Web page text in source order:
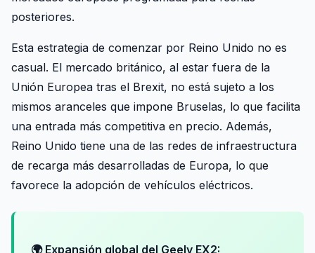
posteriores.
Esta estrategia de comenzar por Reino Unido no es
casual. El mercado británico, al estar fuera de la
Unión Europea tras el Brexit, no está sujeto a los
mismos aranceles que impone Bruselas, lo que facilita
una entrada más competitiva en precio. Además,
Reino Unido tiene una de las redes de infraestructura
de recarga más desarrolladas de Europa, lo que
favorece la adopción de vehículos eléctricos.
🌍 Expansión global del Geely EX2: